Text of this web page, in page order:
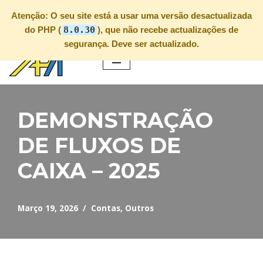
Atenção: O seu site está a usar uma versão desactualizada
do PHP ( 8.0.30 ), que não recebe actualizações de
segurança. Deve ser actualizado.
Avançar
DEMONSTRAÇÃO
DE FLUXOS DE
CAIXA – 2025
Março 19, 2026 Contas, Outros